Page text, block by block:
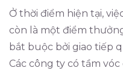
Ở thời điểm hiện tại,
còn là một điểm
bắt buộc bởi giao tiếp
Các công ty có tầm